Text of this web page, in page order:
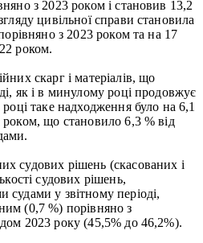
з 2023 роком і становив 13,2
цивільної справи становила
з 2023 роком та на 17
роком.
скарг і матеріалів, що
як і в минулому році продовжує
таке надходження було на 6,1
роком, що становило 6,3 % від
судових рішень (скасованих і
судових рішень,
судами у звітному періоді,
(0,7 %) порівняно з
2023 року (45,5% до 46,2%).